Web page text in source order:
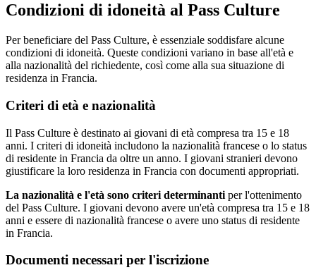
Condizioni di idoneità al Pass Culture
Per beneficiare del Pass Culture, è essenziale soddisfare alcune
condizioni di idoneità. Queste condizioni variano in base all'età e
alla nazionalità del richiedente, così come alla sua situazione di
residenza in Francia.
Criteri di età e nazionalità
Il Pass Culture è destinato ai giovani di età compresa tra 15 e 18
anni. I criteri di idoneità includono la nazionalità francese o lo status
di residente in Francia da oltre un anno. I giovani stranieri devono
giustificare la loro residenza in Francia con documenti appropriati.
La nazionalità e l'età sono criteri determinanti per l'ottenimento
del Pass Culture. I giovani devono avere un'età compresa tra 15 e 18
anni e essere di nazionalità francese o avere uno status di residente
in Francia.
Documenti necessari per l'iscrizione